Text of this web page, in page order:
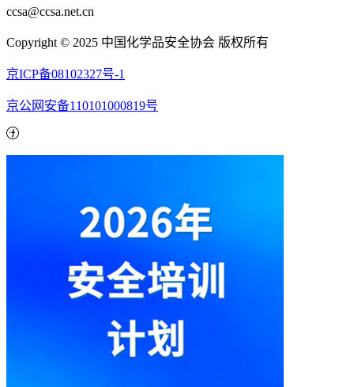
ccsa@ccsa.net.cn
Copyright © 2025 中国化学品安全协会 版权所有
京ICP备08102327号-1
京公网安备110101000819号